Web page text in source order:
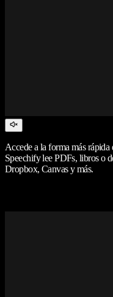
Accede a la forma más
Speechify lee PDFs, libros o
Dropbox, Canvas y más.